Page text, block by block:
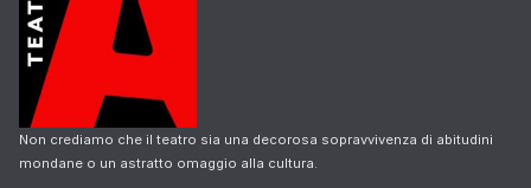
Non crediamo che il teatro sia una decorosa sopravvivenza di abitudini
mondane o un astratto omaggio alla cultura.